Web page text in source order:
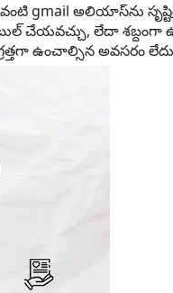
వంటి gmail అలియాస్‌ను
చేయవచ్చు, లేదా శబ్దంగా
ఉంచాల్సిన అవసరం